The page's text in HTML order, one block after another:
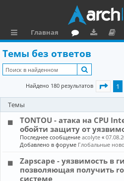
ы
л
и
Главная
ру
м
ру
зк
е
та
ц
я
Темы без ответов
Найдено 180 результатов 1
Темы
TONTOU - атака на CPU
обойти защиту от
Последнее сообщениеacolyte «
Добавлено в форуме Глобальные
Zapscape - уязвимость в
позволяющая получить
системе